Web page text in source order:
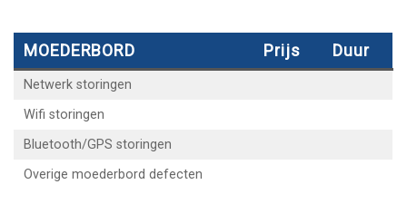
MOEDERBORD Prijs Duur
Netwerk storingen
Wifi storingen
Bluetooth/GPS storingen
Overige moederbord defecten